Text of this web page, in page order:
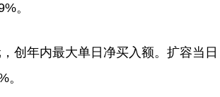
。
年内最大单日净买入额。扩容当日